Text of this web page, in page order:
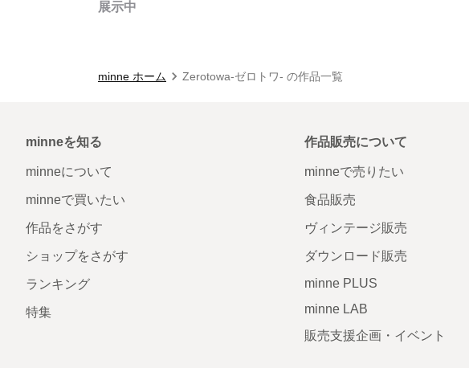
展示中
minne ホーム Zerotowa-ゼロトワ- の作品一覧
minneを知る
minneについて
minneで買いたい
作品をさがす
ショップをさがす
ランキング
特集
作品販売について
minneで売りたい
食品販売
ヴィンテージ販売
ダウンロード販売
minne PLUS
minne LAB
販売支援企画・イベント